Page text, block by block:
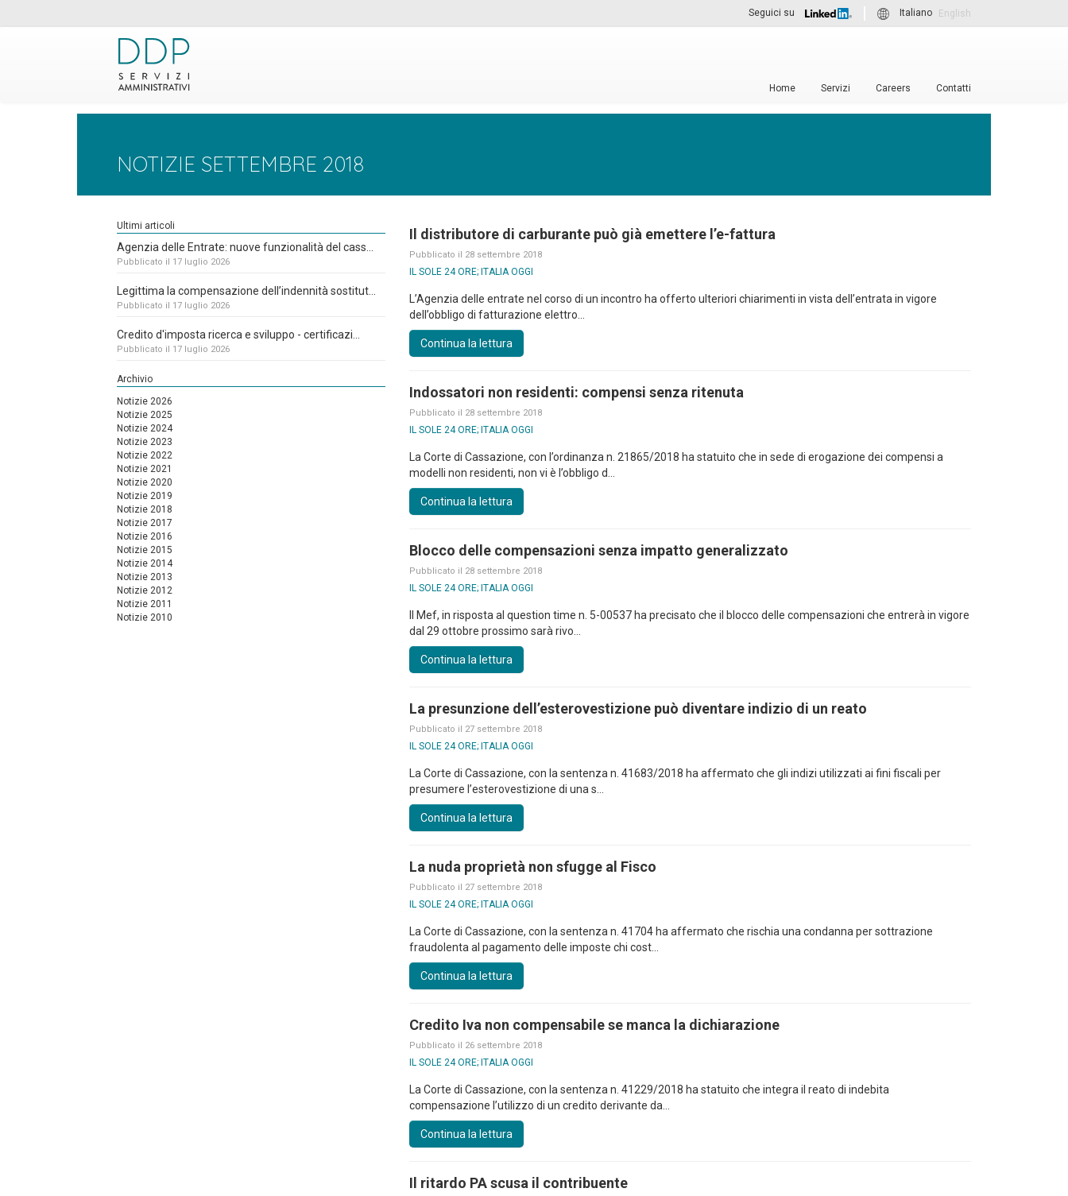
Seguici su Italiano English
Home Servizi Careers Contatti
NOTIZIE SETTEMBRE 2018
Ultimi articoli
Agenzia delle Entrate: nuove funzionalità del cass...
Pubblicato il 17 luglio 2026
Legittima la compensazione dell’indennità sostitut...
Pubblicato il 17 luglio 2026
Credito d'imposta ricerca e sviluppo - certificazi...
Pubblicato il 17 luglio 2026
Archivio
Notizie 2026
Notizie 2025
Notizie 2024
Notizie 2023
Notizie 2022
Notizie 2021
Notizie 2020
Notizie 2019
Notizie 2018
Notizie 2017
Notizie 2016
Notizie 2015
Notizie 2014
Notizie 2013
Notizie 2012
Notizie 2011
Notizie 2010
Il distributore di carburante può già emettere l’e-fattura
Pubblicato il 28 settembre 2018
IL SOLE 24 ORE; ITALIA OGGI
L’Agenzia delle entrate nel corso di un incontro ha offerto ulteriori chiarimenti in vista dell’entrata in vigore
dell’obbligo di fatturazione elettro...
Continua la lettura
Indossatori non residenti: compensi senza ritenuta
Pubblicato il 28 settembre 2018
IL SOLE 24 ORE; ITALIA OGGI
La Corte di Cassazione, con l’ordinanza n. 21865/2018 ha statuito che in sede di erogazione dei compensi a
modelli non residenti, non vi è l’obbligo d...
Continua la lettura
Blocco delle compensazioni senza impatto generalizzato
Pubblicato il 28 settembre 2018
IL SOLE 24 ORE; ITALIA OGGI
Il Mef, in risposta al question time n. 5-00537 ha precisato che il blocco delle compensazioni che entrerà in vigore
dal 29 ottobre prossimo sarà rivo...
Continua la lettura
La presunzione dell’esterovestizione può diventare indizio di un reato
Pubblicato il 27 settembre 2018
IL SOLE 24 ORE; ITALIA OGGI
La Corte di Cassazione, con la sentenza n. 41683/2018 ha affermato che gli indizi utilizzati ai fini fiscali per
presumere l’esterovestizione di una s...
Continua la lettura
La nuda proprietà non sfugge al Fisco
Pubblicato il 27 settembre 2018
IL SOLE 24 ORE; ITALIA OGGI
La Corte di Cassazione, con la sentenza n. 41704 ha affermato che rischia una condanna per sottrazione
fraudolenta al pagamento delle imposte chi cost...
Continua la lettura
Credito Iva non compensabile se manca la dichiarazione
Pubblicato il 26 settembre 2018
IL SOLE 24 ORE; ITALIA OGGI
La Corte di Cassazione, con la sentenza n. 41229/2018 ha statuito che integra il reato di indebita
compensazione l’utilizzo di un credito derivante da...
Continua la lettura
Il ritardo PA scusa il contribuente